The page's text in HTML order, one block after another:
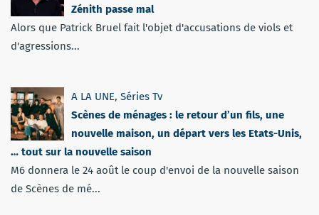
Zénith passe mal
Alors que Patrick Bruel fait l'objet d'accusations de viols et
d'agressions...
A LA UNE, Séries Tv
Scènes de ménages : le retour d’un fils, une
nouvelle maison, un départ vers les Etats-Unis,
… tout sur la nouvelle saison
M6 donnera le 24 août le coup d'envoi de la nouvelle saison
de Scènes de mé...